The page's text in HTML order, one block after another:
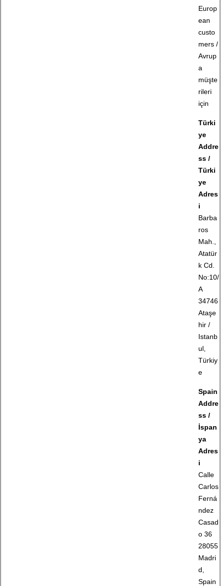
Europ
ean
custo
mers /
Avrup
a
müşte
rileri
için
Türki
ye
Addre
ss /
Türki
ye
Adres
i
Barba
ros
Mah.,
Atatür
k Cd.
No:10/
A
34746
Ataşe
hir /
Istanb
ul,
Türkiy
e
Spain
Addre
ss /
İspan
ya
Adres
i
Calle
Carlos
Ferná
ndez
Casad
o 36
28055
Madri
d,
Spain